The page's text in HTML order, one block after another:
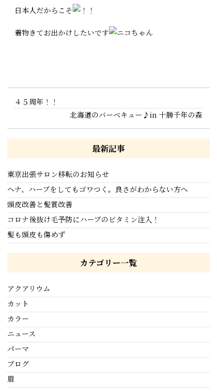
日本人だからこそ
着物きてお出かけしたいです
４５周年！！
北海道のバーベキュー♪in 十勝千年の森
最新記事
東京出張サロン移転のお知らせ
ヘナ、ハーブをしてもゴワつく。良さがわからない方へ
頭皮改善と髪質改善
コロナ後抜け毛予防にハーブのビタミン注入！
髪も頭皮も傷めず
カテゴリー一覧
アクアリウム
カット
カラー
ニュース
パーマ
ブログ
眉